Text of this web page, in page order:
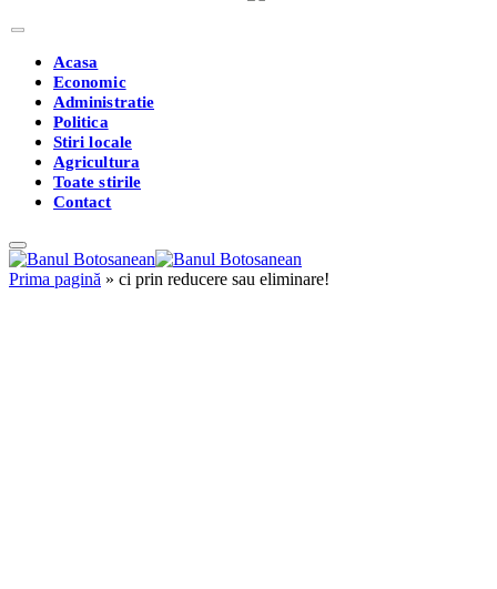
Acasa
Economic
Administratie
Politica
Stiri locale
Agricultura
Toate stirile
Contact
Prima pagină » ci prin reducere sau eliminare!